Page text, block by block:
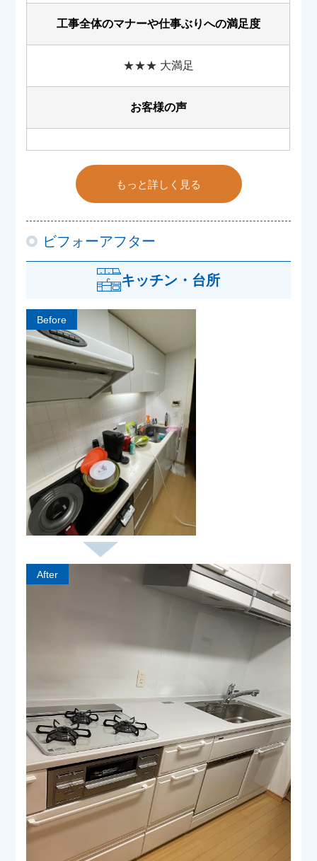
工事全体のマナーや仕事ぶりへの満足度
★★★ 大満足
お客様の声
もっと詳しく見る
ビフォーアフター
キッチン・台所
Before
After